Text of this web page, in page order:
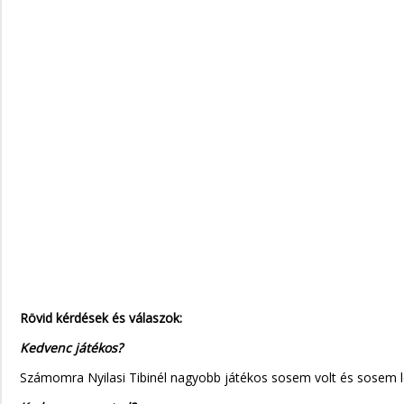
Rövid kérdések és válaszok:
Kedvenc játékos?
Számomra Nyilasi Tibinél nagyobb játékos sosem volt és sosem